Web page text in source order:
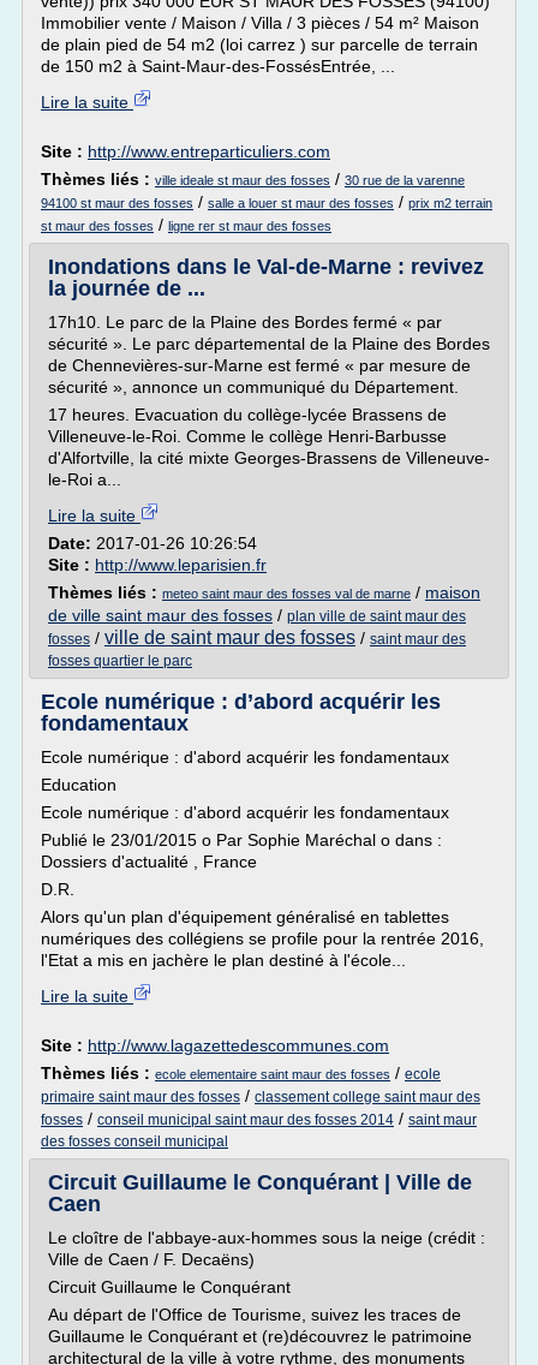
Immobilier vente / Maison / Villa / 3 pièces / 54 m² Maison
de plain pied de 54 m2 (loi carrez ) sur parcelle de terrain
de 150 m2 à Saint-Maur-des-FossésEntrée, ...
Lire la suite
Site : http://www.entreparticuliers.com
Thèmes liés : ville ideale st maur des fosses / 30 rue de la varenne
94100 st maur des fosses / salle a louer st maur des fosses / prix m2 terrain
st maur des fosses / ligne rer st maur des fosses
Inondations dans le Val-de-Marne : revivez
la journée de ...
17h10. Le parc de la Plaine des Bordes fermé « par
sécurité ». Le parc départemental de la Plaine des Bordes
de Chennevières-sur-Marne est fermé « par mesure de
sécurité », annonce un communiqué du Département.
17 heures. Evacuation du collège-lycée Brassens de
Villeneuve-le-Roi. Comme le collège Henri-Barbusse
d'Alfortville, la cité mixte Georges-Brassens de Villeneuve-
le-Roi a...
Lire la suite
Date: 2017-01-26 10:26:54
Site : http://www.leparisien.fr
Thèmes liés : meteo saint maur des fosses val de marne / maison
de ville saint maur des fosses / plan ville de saint maur des
fosses / ville de saint maur des fosses / saint maur des
fosses quartier le parc
Ecole numérique : d’abord acquérir les
fondamentaux
Ecole numérique : d'abord acquérir les fondamentaux
Education
Ecole numérique : d'abord acquérir les fondamentaux
Publié le 23/01/2015 o Par Sophie Maréchal o dans :
Dossiers d'actualité , France
D.R.
Alors qu'un plan d'équipement généralisé en tablettes
numériques des collégiens se profile pour la rentrée 2016,
l'Etat a mis en jachère le plan destiné à l'école...
Lire la suite
Site : http://www.lagazettedescommunes.com
Thèmes liés : ecole elementaire saint maur des fosses / ecole
primaire saint maur des fosses / classement college saint maur des
fosses / conseil municipal saint maur des fosses 2014 / saint maur
des fosses conseil municipal
Circuit Guillaume le Conquérant | Ville de
Caen
Le cloître de l'abbaye-aux-hommes sous la neige (crédit :
Ville de Caen / F. Decaëns)
Circuit Guillaume le Conquérant
Au départ de l'Office de Tourisme, suivez les traces de
Guillaume le Conquérant et (re)découvrez le patrimoine
architectural de la ville à votre rythme, des monuments